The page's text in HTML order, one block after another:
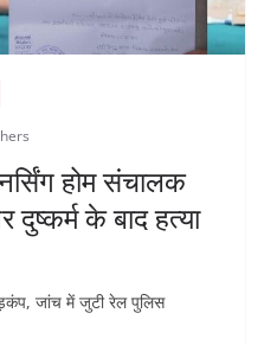
होम संचालक
दुष्कर्म के बाद हत्या
जांच में जुटी रेल पुलिस